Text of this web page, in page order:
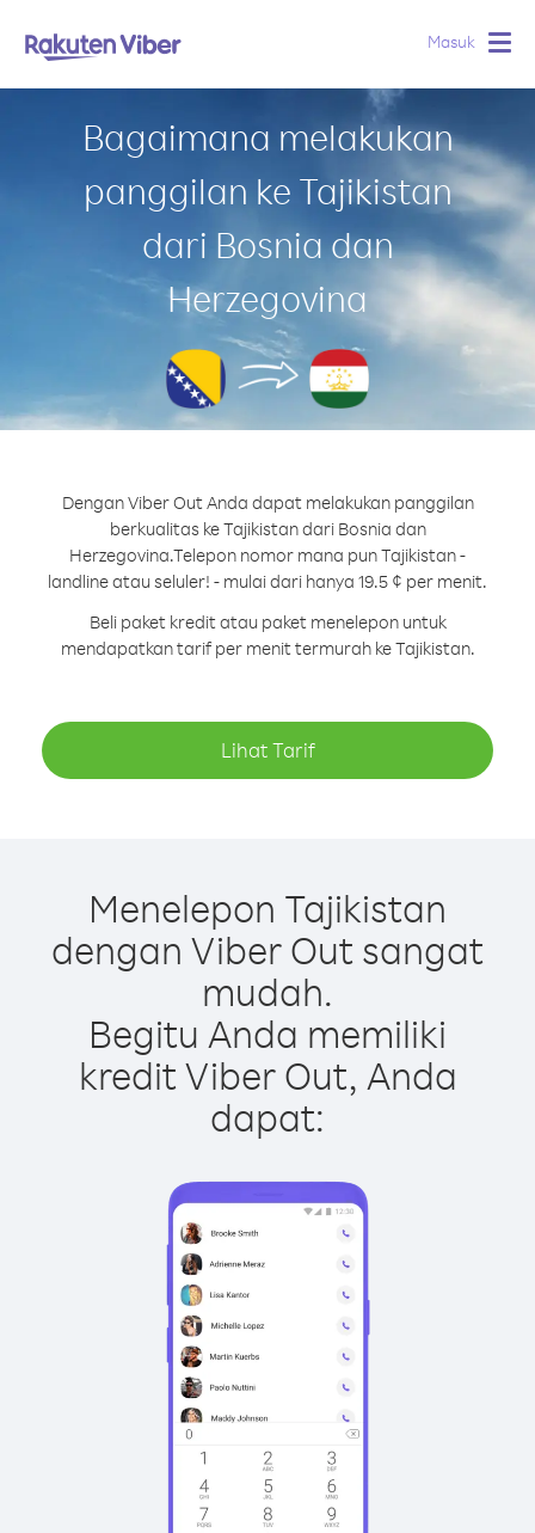
Masuk
Bagaimana melakukan
panggilan ke Tajikistan
dari Bosnia dan
Herzegovina
Dengan Viber Out Anda dapat melakukan panggilan
berkualitas ke Tajikistan dari Bosnia dan
Herzegovina.Telepon nomor mana pun Tajikistan -
landline atau seluler! - mulai dari hanya 19.5 ¢ per menit.
Beli paket kredit atau paket menelepon untuk
mendapatkan tarif per menit termurah ke Tajikistan.
Lihat Tarif
Menelepon Tajikistan
dengan Viber Out sangat
mudah.
Begitu Anda memiliki
kredit Viber Out, Anda
dapat: